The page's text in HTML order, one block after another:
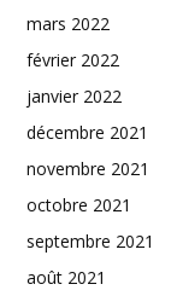
mars 2022
février 2022
janvier 2022
décembre 2021
novembre 2021
octobre 2021
septembre 2021
août 2021